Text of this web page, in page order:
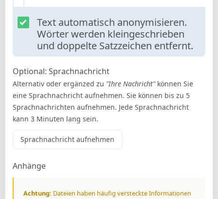
Text automatisch anonymisieren.
Wörter werden kleingeschrieben
und doppelte Satzzeichen entfernt.
Optional: Sprachnachricht
Alternativ oder ergänzed zu "Ihre Nachricht"können Sie
eine Sprachnachricht aufnehmen. Sie können bis zu 5
Sprachnachrichten aufnehmen. Jede Sprachnachricht
kann 3 Minuten lang sein.
Sprachnachricht aufnehmen
Anhänge
Achtung: Dateien haben häufig versteckte Informationen